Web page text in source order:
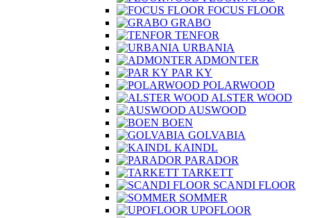
FOCUS FLOOR
GRABO
TENFOR
URBANIA
ADMONTER
PAR KY
POLARWOOD
ALSTER WOOD
AUSWOOD
BOEN
GOLVABIA
KAINDL
PARADOR
TARKETT
SCANDI FLOOR
SOMMER
UPOFLOOR